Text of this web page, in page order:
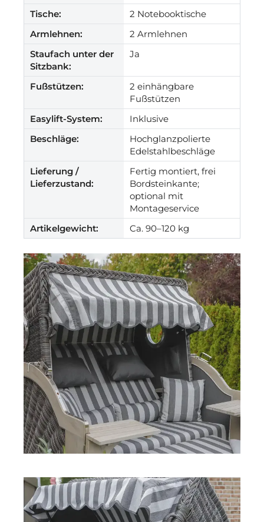
Tische:
2 Notebooktische
Armlehnen:
2 Armlehnen
Staufach unter der
Sitzbank:
Ja
Fußstützen:
2 einhängbare
Fußstützen
Easylift-System:
Inklusive
Beschläge:
Hochglanzpolierte
Edelstahlbeschläge
Lieferung /
Lieferzustand:
Fertig montiert, frei
Bordsteinkante;
optional mit
Montageservice
Artikelgewicht:
Ca. 90–120 kg